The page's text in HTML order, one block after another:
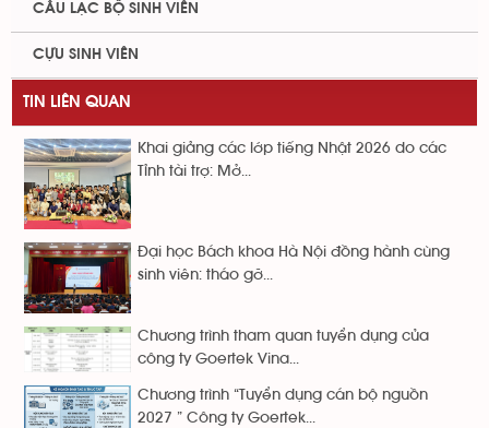
CÂU LẠC BỘ SINH VIÊN
CỰU SINH VIÊN
TIN LIÊN QUAN
Khai giảng các lớp tiếng Nhật 2026 do các
Tỉnh tài trợ: Mở...
Đại học Bách khoa Hà Nội đồng hành cùng
sinh viên: tháo gỡ...
Chương trình tham quan tuyển dụng của
công ty Goertek Vina...
Chương trình “Tuyển dụng cán bộ nguồn
2027 ” Công ty Goertek...